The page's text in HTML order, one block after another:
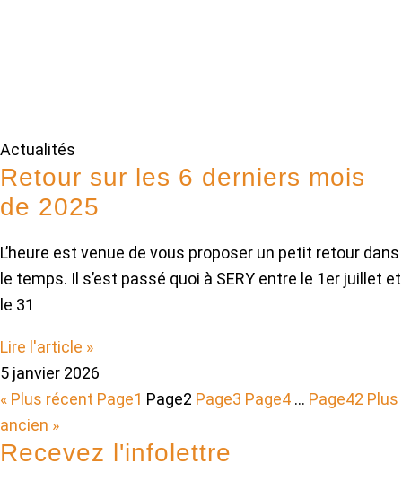
Actualités
Retour sur les 6 derniers mois
de 2025
L’heure est venue de vous proposer un petit retour dans
le temps. Il s’est passé quoi à SERY entre le 1er juillet et
le 31
Lire l'article »
5 janvier 2026
« Plus récent Page1 Page2 Page3 Page4 … Page42 Plus
ancien »
Recevez l'infolettre